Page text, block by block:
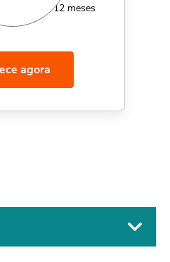
por 12 meses
agora